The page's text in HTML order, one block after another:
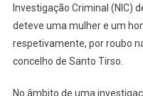
Investigação Criminal (NIC)
deteve uma mulher e um
respetivamente, por roubo
concelho de Santo Tirso.
No âmbito de uma